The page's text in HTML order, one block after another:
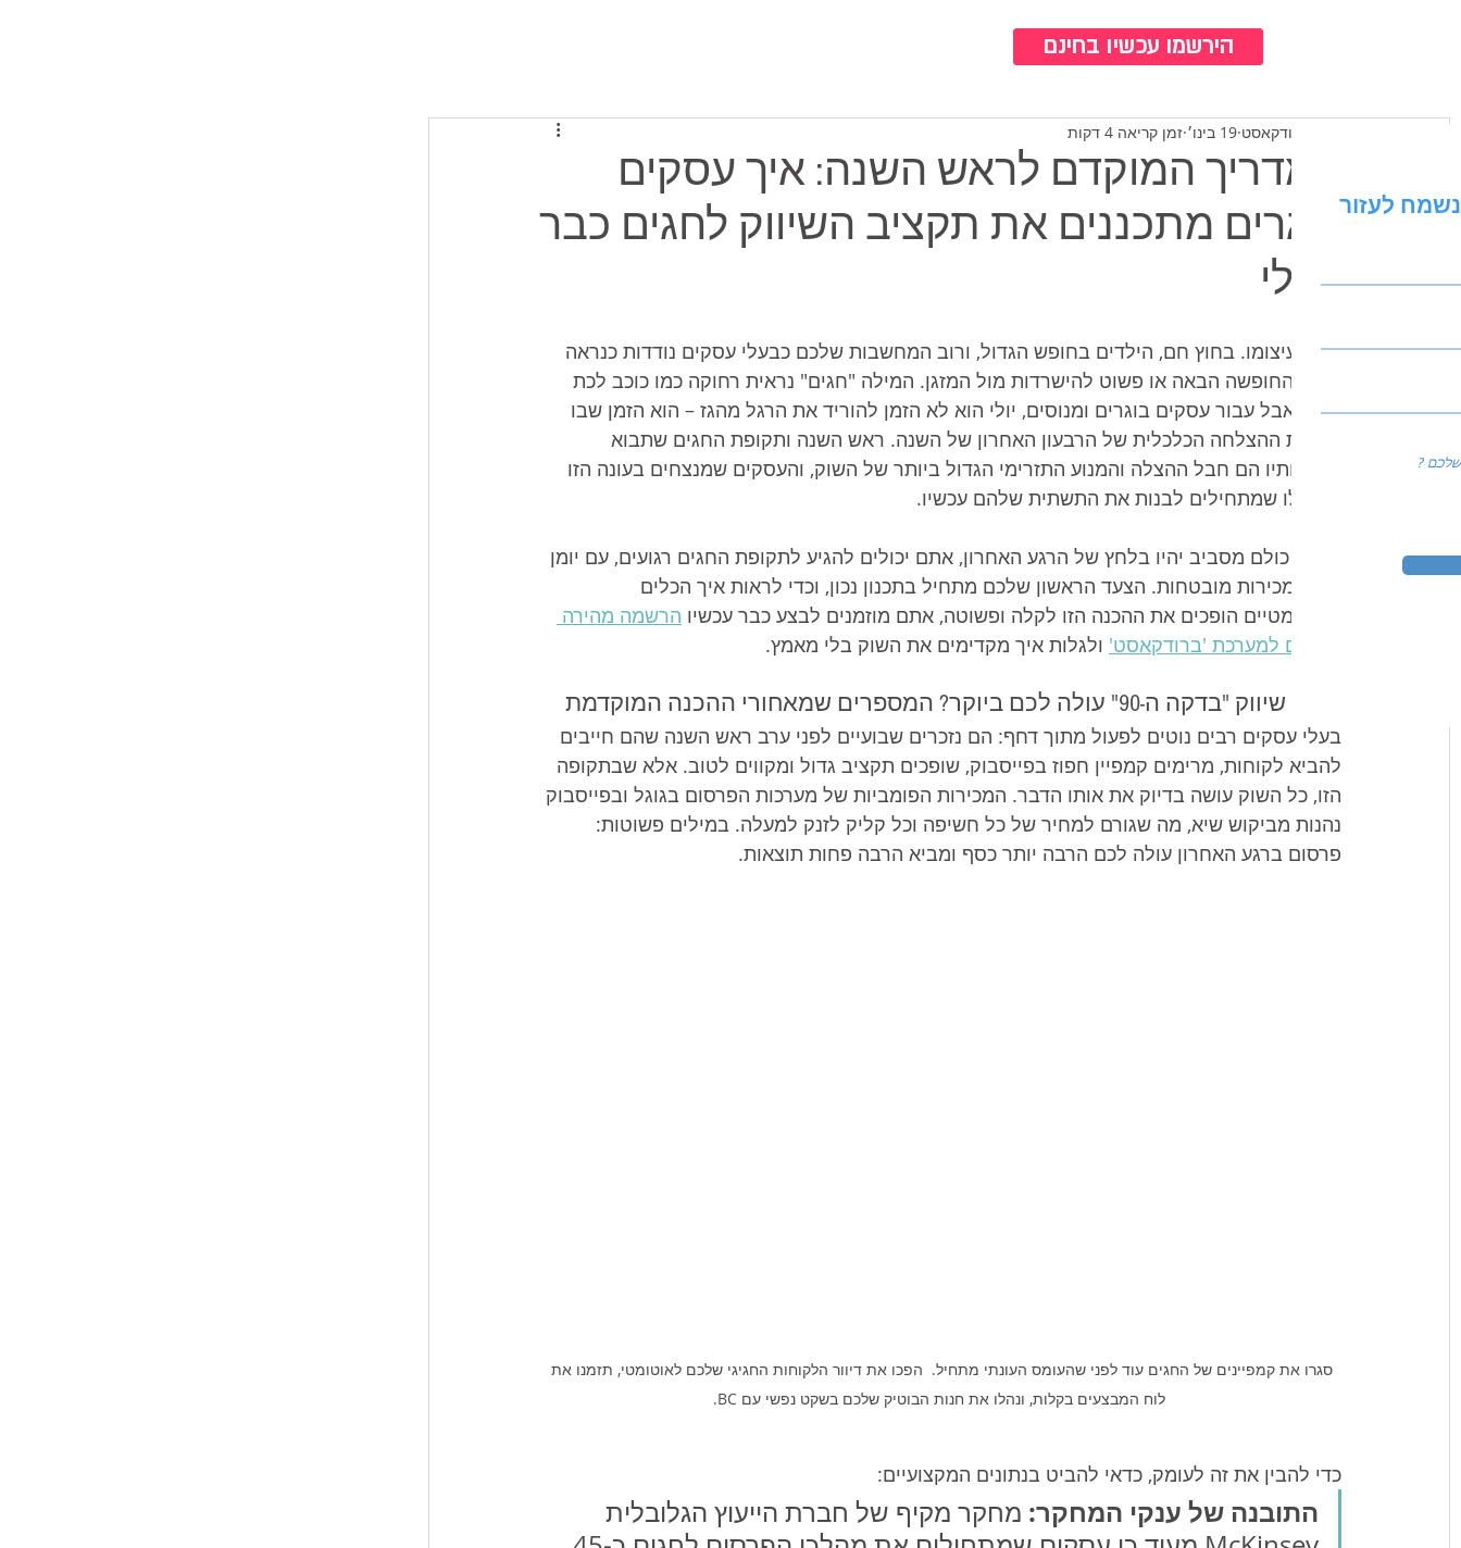
הירשמו עכשיו בחינם
המדריך המוקדם לראש השנה: איך עסקים
בוגרים מתכננים את תקציב השיווק לחגים כבר
ביולי
צוות ברודקאסט 19 בינו׳ זמן קריאה 4 דקות
יולי בעיצומו. בחוץ חם, הילדים בחופש הגדול, ורוב המחשבות שלכם כבעלי עסקים נודדות כנראה
לכיוון החופשה הבאה או פשוט להישרדות מול המזגן. המילה "חגים" נראית רחוקה כמו כוכב לכת
אחר. אבל עבור עסקים בוגרים ומנוסים, יולי הוא לא הזמן להוריד את הרגל מהגז – הוא הזמן שבו
נקבעת ההצלחה הכלכלית של הרבעון האחרון של השנה. ראש השנה ותקופת החגים שתבוא
בעקבותיו הם חבל ההצלה והמנוע התזרימי הגדול ביותר של השוק, והעסקים שמנצחים בעונה הזו
הם אלו שמתחילים לבנות את התשתית שלהם עכשיו.
כאשר כולם מסביב יהיו בלחץ של הרגע האחרון, אתם יכולים להגיע לתקופת החגים רגועים, עם יומן
מלא ומכירות מובטחות. הצעד הראשון שלכם מתחיל בתכנון נכון, וכדי לראות איך הכלים
האוטומטיים הופכים את ההכנה הזו לקלה ופשוטה, אתם מוזמנים לבצע כבר עכשיו הרשמה מהירה
ובחינם למערכת 'ברודקאסט' ולגלות איך מקדימים את השוק בלי מאמץ.
מדוע שיווק "בדקה ה-90" עולה לכם ביוקר? המספרים שמאחורי ההכנה המוקדמת
בעלי עסקים רבים נוטים לפעול מתוך דחף: הם נזכרים שבועיים לפני ערב ראש השנה שהם חייבים
להביא לקוחות, מרימים קמפיין חפוז בפייסבוק, שופכים תקציב גדול ומקווים לטוב. אלא שבתקופה
הזו, כל השוק עושה בדיוק את אותו הדבר. המכירות הפומביות של מערכות הפרסום בגוגל ובפייסבוק
נהנות מביקוש שיא, מה שגורם למחיר של כל חשיפה וכל קליק לזנק למעלה. במילים פשוטות:
פרסום ברגע האחרון עולה לכם הרבה יותר כסף ומביא הרבה פחות תוצאות.
סגרו את קמפיינים של החגים עוד לפני שהעומס העונתי מתחיל.  הפכו את דיוור הלקוחות החגיגי שלכם לאוטומטי, תזמנו את
לוח המבצעים בקלות, ונהלו את חנות הבוטיק שלכם בשקט נפשי עם BC.
כדי להבין את זה לעומק, כדאי להביט בנתונים המקצועיים:
התובנה של ענקי המחקר: מחקר מקיף של חברת הייעוץ הגלובלית
לעזור